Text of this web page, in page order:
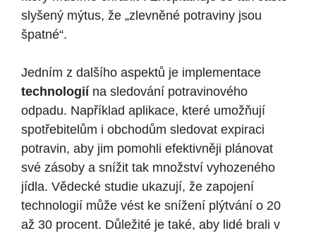
slyšený mýtus, že‌ „zlevněné potraviny jsou
špatné“.
Jedním z ​dalšího aspektů je implementace
technologií na sledování potravinového⁣
odpadu. Například aplikace, které ​umožňují
spotřebitelům​ i obchodům sledovat expiraci
potravin, aby jim pomohli efektivněji ⁤plánovat
své zásoby a snížit tak množství vyhozeného
jídla.​ Vědecké studie ⁢ukazují, ‍že zapojení
technologií může vést ke snížení plýtvání ‍o 20
⁤až⁣ 30 procent. Důležité je také, aby lidé brali v